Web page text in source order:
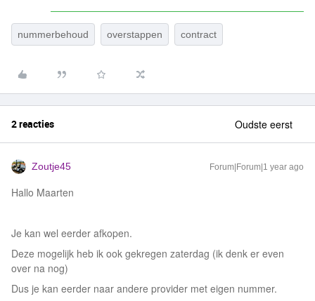
nummerbehoud overstappen contract
2 reacties Oudste eerst
Zoutje45 Forum|Forum|1 year ago
Hallo Maarten
Je kan wel eerder afkopen.
Deze mogelijk heb ik ook gekregen zaterdag (ik denk er even
over na nog)
Dus je kan eerder naar andere provider met eigen nummer.